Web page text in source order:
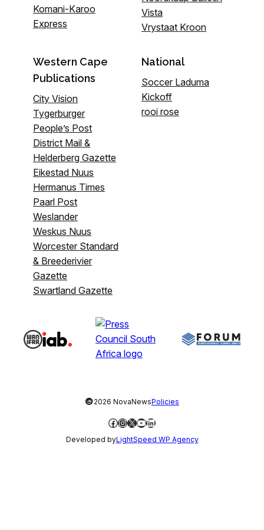
Komani-Karoo
Express
Vista
Vrystaat Kroon
Western Cape
Publications
City Vision
Tygerburger
People’s Post
District Mail &
Helderberg Gazette
Eikestad Nuus
Hermanus Times
Paarl Post
Weslander
Weskus Nuus
Worcester Standard
& Breederivier
Gazette
Swartland Gazette
National
Soccer Laduma
Kickoff
rooi rose
©2026 NovaNewsPolicies
Facebook
Instagram
X YouTube
LinkedIn
Developed byLightSpeed WP Agency